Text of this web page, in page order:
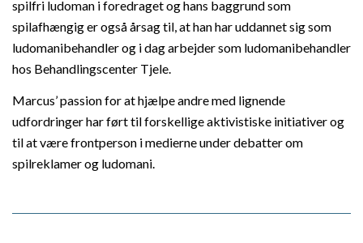
spilfri ludoman i foredraget og hans baggrund som
spilafhængig er også årsag til, at han har uddannet sig som
ludomanibehandler og i dag arbejder som ludomanibehandler
hos Behandlingscenter Tjele.
Marcus’ passion for at hjælpe andre med lignende
udfordringer har ført til forskellige aktivistiske initiativer og
til at være frontperson i medierne under debatter om
spilreklamer og ludomani.